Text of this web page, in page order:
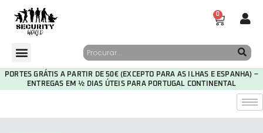
0
PORTES GRÁTIS A PARTIR DE 50€ (EXCEPTO PARA AS ILHAS E ESPANHA) –
ENTREGAS EM ½ DIAS ÚTEIS PARA PORTUGAL CONTINENTAL